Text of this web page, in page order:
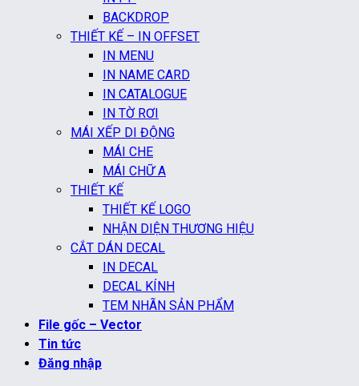
BACKDROP
THIẾT KẾ – IN OFFSET
IN MENU
IN NAME CARD
IN CATALOGUE
IN TỜ RƠI
MÁI XẾP DI ĐỘNG
MÁI CHE
MÁI CHỮ A
THIẾT KẾ
THIẾT KẾ LOGO
NHẬN DIỆN THƯƠNG HIỆU
CẮT DÁN DECAL
IN DECAL
DECAL KÍNH
TEM NHÃN SẢN PHẨM
File gốc – Vector
Tin tức
Đăng nhập